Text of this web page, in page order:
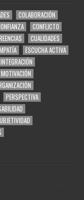
COLABORACIÓN
CONFLICTO
CUALIDADES
ESCUCHA ACTIVA
INTEGRACIÓN
MOTIVACIÓN
PERSPECTIVA